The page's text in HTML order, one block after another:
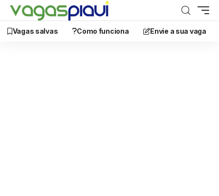
Vagas salvas Como funciona Envie a sua vaga